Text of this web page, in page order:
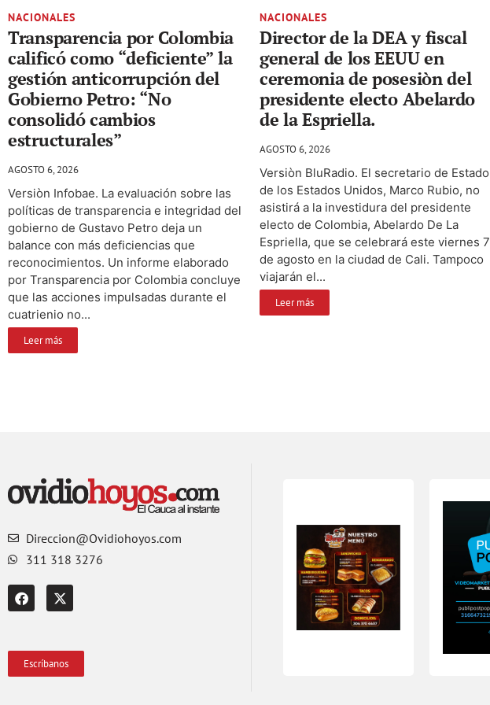
NACIONALES
Transparencia por Colombia
calificó como “deficiente” la
gestión anticorrupción del
Gobierno Petro: “No
consolidó cambios
estructurales”
AGOSTO 6, 2026
Versiòn Infobae. La evaluación sobre las
políticas de transparencia e integridad del
gobierno de Gustavo Petro deja un
balance con más deficiencias que
reconocimientos. Un informe elaborado
por Transparencia por Colombia concluye
que las acciones impulsadas durante el
cuatrienio no...
Leer más
NACIONALES
Director de la DEA y fiscal
general de los EEUU en
ceremonia de posesiòn del
presidente electo Abelardo
de la Espriella.
AGOSTO 6, 2026
Versiòn BluRadio. El secretario de Estado
de los Estados Unidos, Marco Rubio, no
asistirá a la investidura del presidente
electo de Colombia, Abelardo De La
Espriella, que se celebrará este viernes 7
de agosto en la ciudad de Cali. Tampoco
viajarán el...
Leer más
Direccion@Ovidiohoyos.com
311 318 3276
Escríbanos